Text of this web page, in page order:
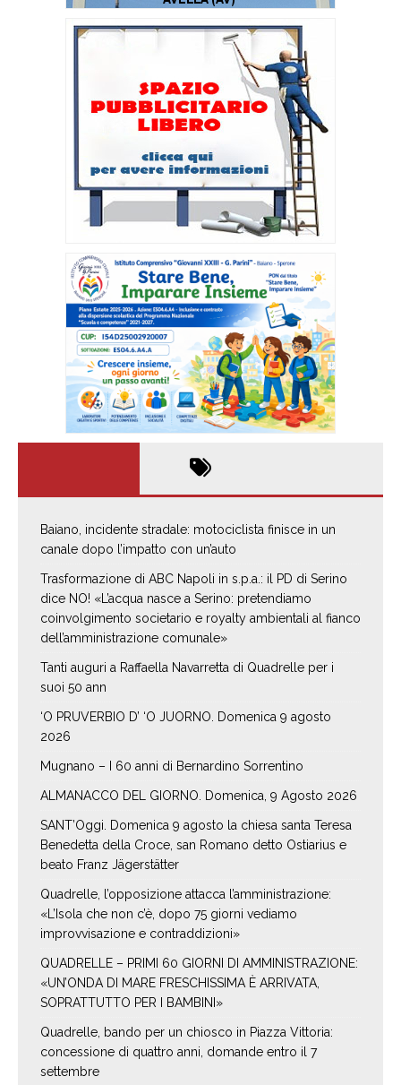
Baiano, incidente stradale: motociclista finisce in un
canale dopo l’impatto con un’auto
Trasformazione di ABC Napoli in s.p.a.: il PD di Serino
dice NO! «L’acqua nasce a Serino: pretendiamo
coinvolgimento societario e royalty ambientali al fianco
dell’amministrazione comunale»
Tanti auguri a Raffaella Navarretta di Quadrelle per i
suoi 50 ann
‘O PRUVERBIO D’ ‘O JUORNO. Domenica 9 agosto
2026
Mugnano – I 60 anni di Bernardino Sorrentino
ALMANACCO DEL GIORNO. Domenica, 9 Agosto 2026
SANT’Oggi. Domenica 9 agosto la chiesa santa Teresa
Benedetta della Croce, san Romano detto Ostiarius e
beato Franz Jägerstätter
Quadrelle, l’opposizione attacca l’amministrazione:
«L’Isola che non c’è, dopo 75 giorni vediamo
improvvisazione e contraddizioni»
QUADRELLE – PRIMI 60 GIORNI DI AMMINISTRAZIONE:
«UN’ONDA DI MARE FRESCHISSIMA È ARRIVATA,
SOPRATTUTTO PER I BAMBINI»
Quadrelle, bando per un chiosco in Piazza Vittoria:
concessione di quattro anni, domande entro il 7
settembre